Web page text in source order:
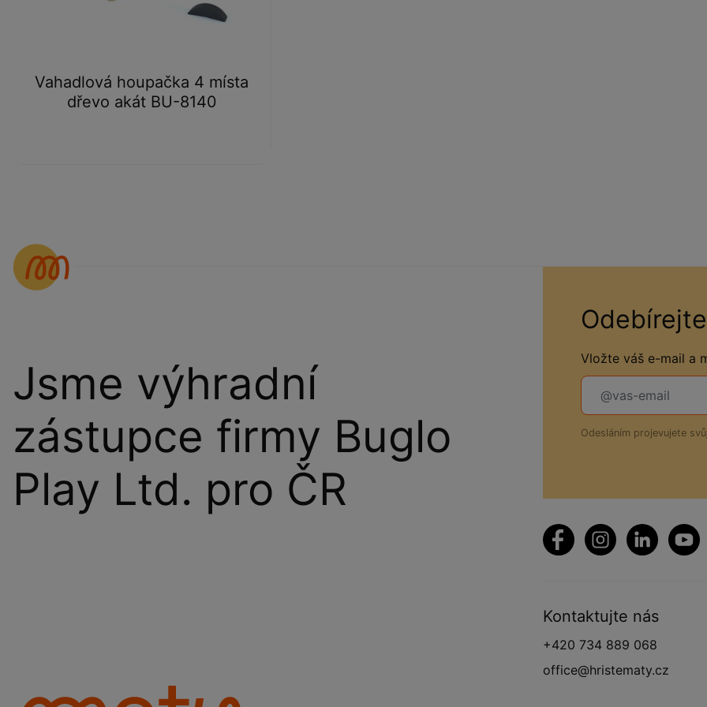
Vahadlová houpačka 4 místa
dřevo akát BU-8140
Jsme výhradní
zástupce firmy Buglo
Play Ltd. pro ČR
Vložte váš e-mail a
Odesláním projevujete
Kontaktujte nás
+420 734 889 068
office@hristematy.cz